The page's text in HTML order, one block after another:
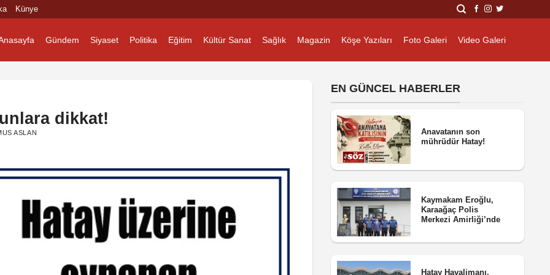
Künye
Gündem Siyaset Politika Eğitim Kültür Sanat Sağlık Magazin Köşe Yazıları Foto Galeri Video Galeri
dikkat!
ASLAN
EN GÜNCEL HABERLER
Anavatanın son
mührüdür Hatay!
Kaymakam Eroğlu,
Karaağaç Polis
Merkezi Amirliği’nde
Hatay Havalimanı,